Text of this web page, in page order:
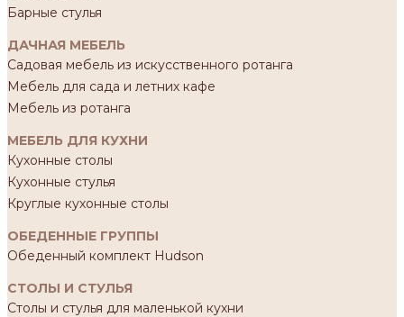
Барные стулья
ДАЧНАЯ МЕБЕЛЬ
Садовая мебель из искусственного ротанга
Мебель для сада и летних кафе
Мебель из ротанга
МЕБЕЛЬ ДЛЯ КУХНИ
Кухонные столы
Кухонные стулья
Круглые кухонные столы
ОБЕДЕННЫЕ ГРУППЫ
Обеденный комплект Hudson
СТОЛЫ И СТУЛЬЯ
Столы и стулья для маленькой кухни